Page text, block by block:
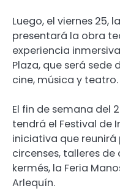
Luego, el viernes 25,
presentará la obra
experiencia
Plaza, que será
cine, música y teatro.
El fin de semana del
tendrá el Festival de
iniciativa que
circenses, talleres
kermés, la Feria
Arlequín.